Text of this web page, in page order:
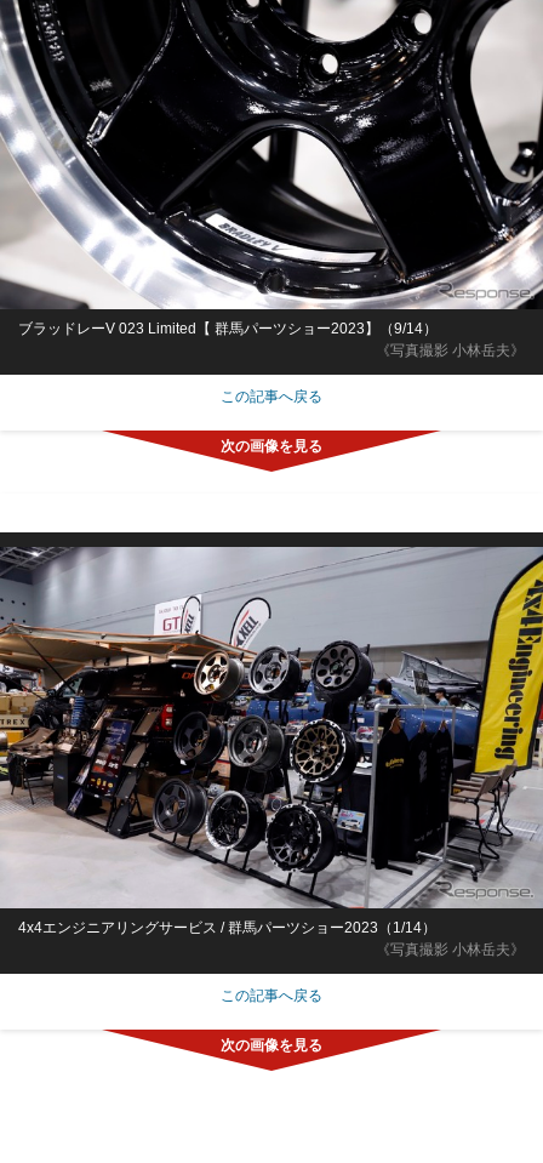
《写真撮影 小林岳夫》
ブラッドレーV 023 Limited【 群馬パーツショー2023】（9/14）
この記事へ戻る
《写真撮影 小林岳夫》
4x4エンジニアリングサービス / 群馬パーツショー2023（1/14）
この記事へ戻る